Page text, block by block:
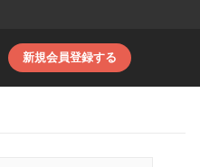
新規会員登録する